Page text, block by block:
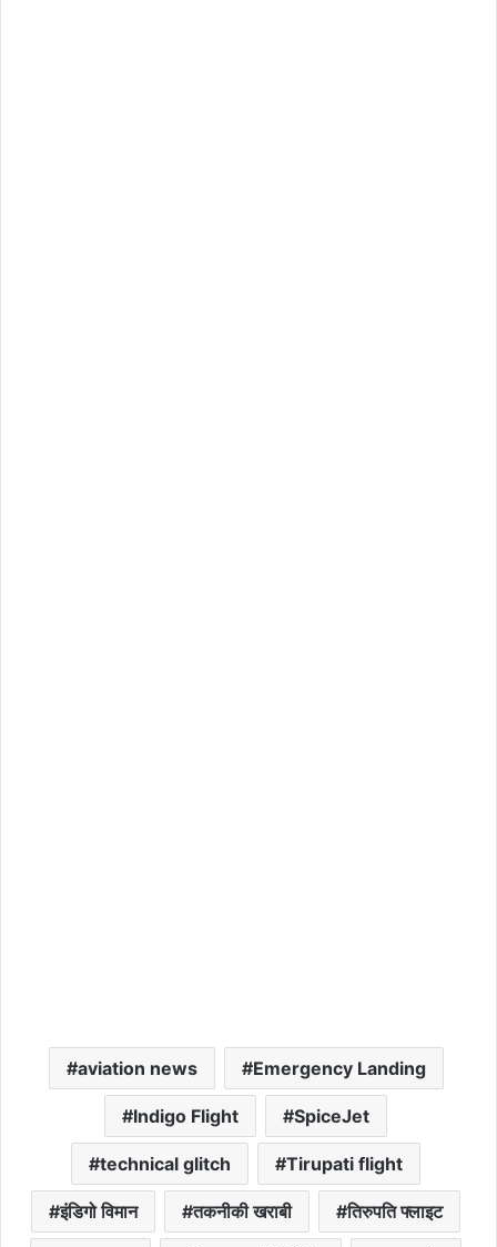
aviation news Emergency Landing
Indigo Flight SpiceJet
technical glitch Tirupati flight
इंडिगो विमान तकनीकी खराबी तिरुपति फ्लाइट